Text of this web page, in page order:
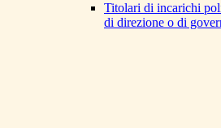
Titolari di incarichi
di direzione o di